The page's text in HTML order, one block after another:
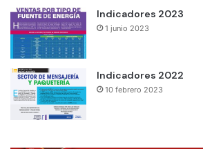
Indicadores 2023
1 junio 2023
Indicadores 2022
10 febrero 2023